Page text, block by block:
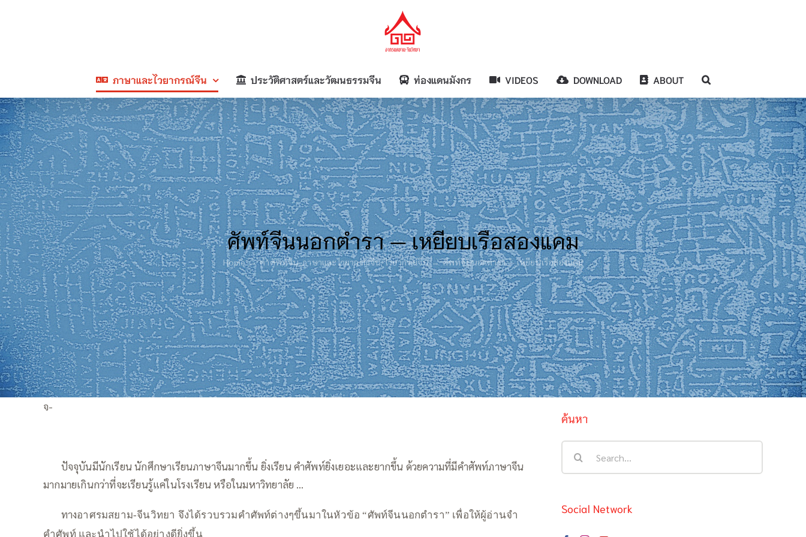
ภาษาและไวยากรณ์จีน ประวัติศาสตร์และวัฒนธรรมจีน ท่องแดนมังกร VIDEOS DOWNLOAD ABOUT
ศัพท์จีนนอกตำรา — เหยียบเรือสองแคม
Home คำศัพท์จีน ภาษาและไวยากรณ์จีน ไวยากรณ์จีน ศัพท์จีนนอกตำรา — เหยียบเรือสองแคม
จ-
ปัจจุบันมีนักเรียน นักศึกษาเรียนภาษาจีนมากขึ้น ยิ่งเรียน คำศัพท์ยิ่งเยอะและยากขึ้น ด้วยความที่มีคำศัพท์ภาษาจีน
มากมายเกินกว่าที่จะเรียนรู้แค่ในโรงเรียน หรือในมหาวิทยาลัย …
ทางอาศรมสยาม-จีนวิทยา จึงได้รวบรวมคำศัพท์ต่างๆขึ้นมาในหัวข้อ “ศัพท์จีนนอกตำรา” เพื่อให้ผู้อ่านจำ
คำศัพท์ และนำไปใช้ได้อย่างดียิ่งขึ้น
ค้นหา
Social Network